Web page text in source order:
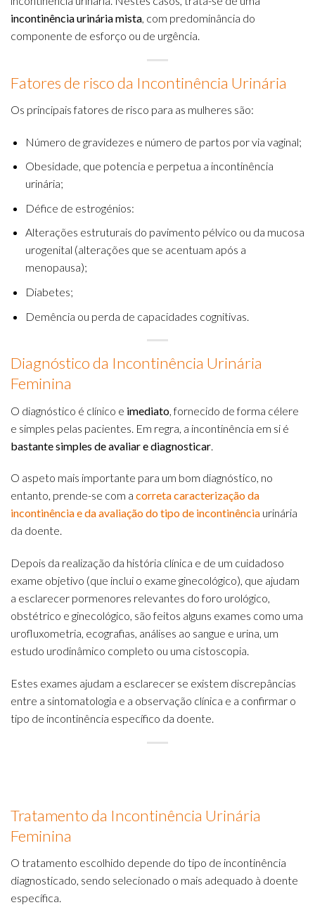
incontinência urinária mista, com predominância do
componente de esforço ou de urgência.
Fatores de risco da Incontinência Urinária
Os principais fatores de risco para as mulheres são:
Número de gravidezes e número de partos por via vaginal;
Obesidade, que potencia e perpetua a incontinência
urinária;
Défice de estrogénios:
Alterações estruturais do pavimento pélvico ou da mucosa
urogenital (alterações que se acentuam após a
menopausa);
Diabetes;
Demência ou perda de capacidades cognitivas.
Diagnóstico da Incontinência Urinária
Feminina
O diagnóstico é clínico e imediato , fornecido de forma célere
e simples pelas pacientes. Em regra, a incontinência em si é
bastante simples de avaliar e diagnosticar
O aspeto mais importante para um bom diagnóstico, no
entanto, prende-se com a correta caracterização da
incontinência e da avaliação do tipo de incontinência urinária
da doente.
Depois da realização da história clínica e de um cuidadoso
exame objetivo (que inclui o exame ginecológico), que ajudam
a esclarecer pormenores relevantes do foro urológico,
obstétrico e ginecológico, são feitos alguns exames como uma
urofluxometria, ecografias, análises ao sangue e urina, um
estudo urodinâmico completo ou uma cistoscopia.
Estes exames ajudam a esclarecer se existem discrepâncias
entre a sintomatologia e a observação clínica e a confirmar o
tipo de incontinência específico da doente.
Tratamento da Incontinência Urinária
Feminina
O tratamento escolhido depende do tipo de incontinência
diagnosticado, sendo selecionado o mais adequado à doente
específica.